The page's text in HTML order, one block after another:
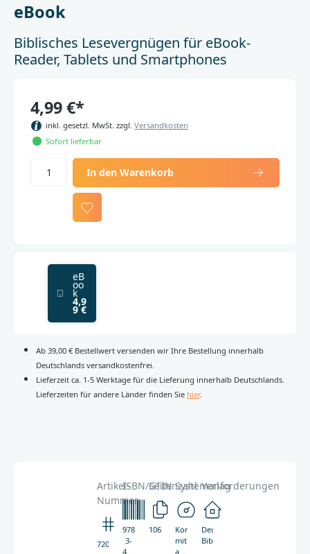
eBook
Biblisches Lesevergnügen für eBook-
Reader, Tablets und Smartphones
4,99 €*
inkl. gesetzl. MwSt. zzgl. Versandkosten
Sofort lieferbar
In den Warenkorb
eB
oo
k
4,9
9 €
Ab 39,00 € Bestellwert versenden wir Ihre Bestellung innerhalb
Deutschlands versandkostenfrei.
Lieferzeit ca. 1-5 Werktage für die Lieferung innerhalb Deutschlands.
Lieferzeiten für andere Länder finden Sie hier.
Artikel-
Nummer
7200
ISBN/GTIN
978-
3-
438-
Seitenzahl
106
Systemanforderungen
Kompatibel
mit
allen
Verlag
Deutsche
Bibelgesellschaft